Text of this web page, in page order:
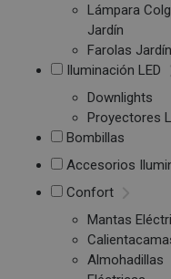
Lámpara
Jardín
Farolas Jardín
Iluminación LED
Downlights
Proyectores
Bombillas
Accesorios
Confort
Mantas
Almohadillas